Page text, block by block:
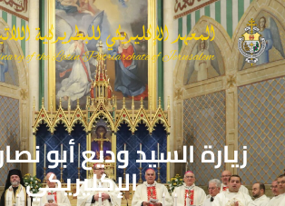
زيارة السيد وديع أبو
الإكليريكي